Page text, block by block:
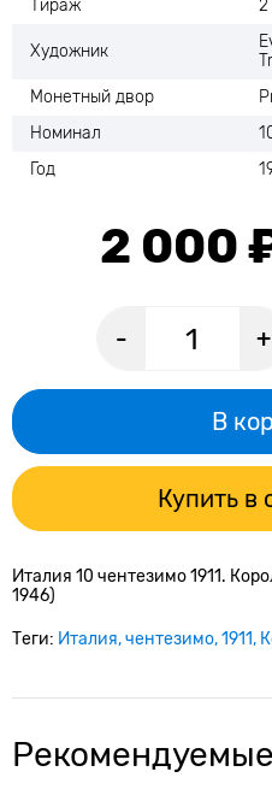
Тираж
Художник
Монетный двор
Номинал
Год
2 000
- +
В
Купить в
Италия 10 чентезимо 1911.
1946)
Теги: Италия чентезимо 1911